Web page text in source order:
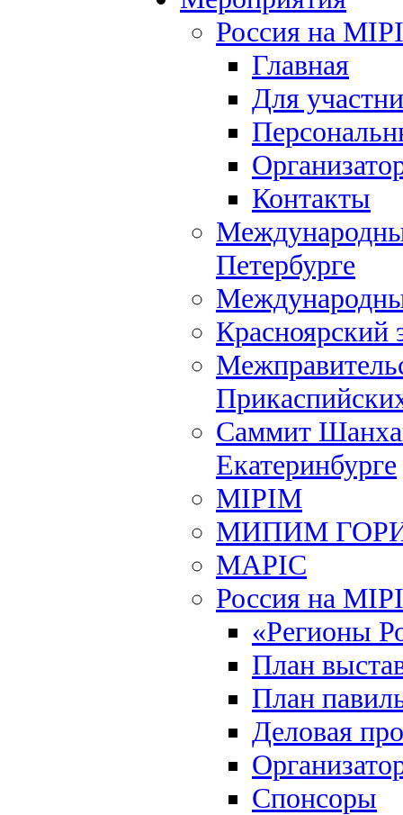
Россия на
Главная
Для
Контакты
Петербурге
Красноярский
Саммит
Екатеринбурге
MIPIM
МИПИМ
MAPIC
Россия на
«Регионы
План
План
Деловая
Спонсоры